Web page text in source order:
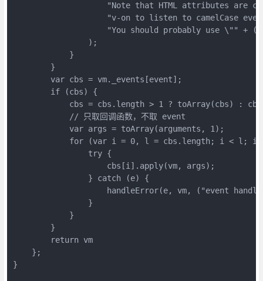
"Note that HTML attributes are
"v-on to listen to camelCase
"You should probably use \"" +
                );
            }
        }
        var cbs = vm._events[event];
        if (cbs) {
cbs = cbs.length > 1 ? toArray(cbs) :
            // 只取回调函数，不取 event
            var args = toArray(arguments, 1);
for (var i = 0, l = cbs.length; i < l;
                try {
                    cbs[i].apply(vm, args);
                } catch (e) {
handleError(e, vm, ("event
                }
            }
        }
        return vm
    };
}